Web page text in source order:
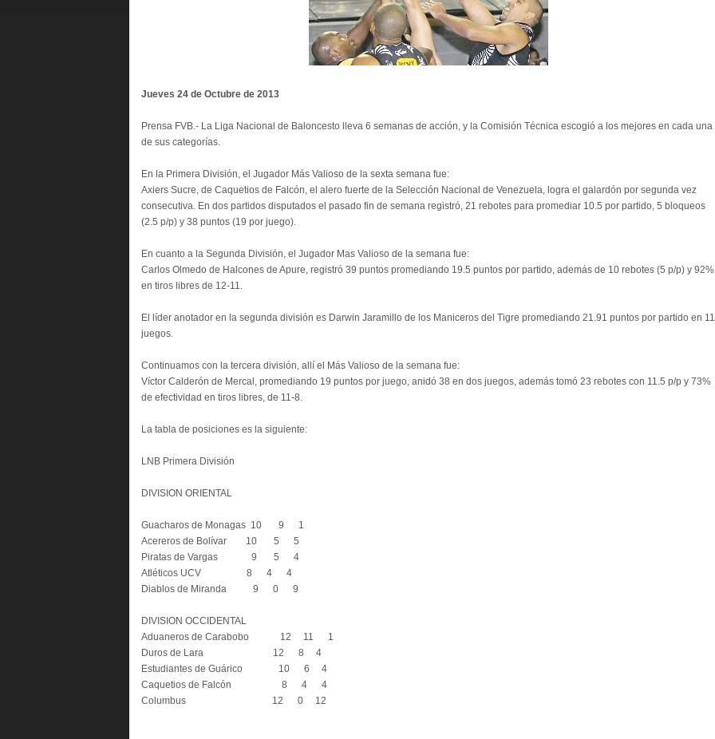
Jueves 24 de Octubre de 2013
Prensa FVB.- La Liga Nacional de Baloncesto lleva 6 semanas de acción, y la Comisión Técnica escogió a los mejores en cada una
de sus categorías.
En la Primera División, el Jugador Más Valioso de la sexta semana fue:
Axiers Sucre, de Caquetios de Falcón, el alero fuerte de la Selección Nacional de Venezuela, logra el galardón por segunda vez
consecutiva. En dos partidos disputados el pasado fin de semana registró, 21 rebotes para promediar 10.5 por partido, 5 bloqueos
(2.5 p/p) y 38 puntos (19 por juego).
En cuanto a la Segunda División, el Jugador Mas Valioso de la semana fue:
Carlos Olmedo de Halcones de Apure, registró 39 puntos promediando 19.5 puntos por partido, además de 10 rebotes (5 p/p) y 92%
en tiros libres de 12-11.
El líder anotador en la segunda división es Darwin Jaramillo de los Maniceros del Tigre promediando 21.91 puntos por partido en 11
juegos.
Continuamos con la tercera división, allí el Más Valioso de la semana fue:
Víctor Calderón de Mercal, promediando 19 puntos por juego, anidó 38 en dos juegos, además tomó 23 rebotes con 11.5 p/p y 73%
de efectividad en tiros libres, de 11-8.
La tabla de posiciones es la siguiente:
LNB Primera División
DIVISION ORIENTAL
Guacharos de Monagas 10 9 1
Acereros de Bolívar 10 5 5
Piratas de Vargas 9 5 4
Atléticos UCV 8 4 4
Diablos de Miranda 9 0 9
DIVISION OCCIDENTAL
Aduaneros de Carabobo 12 11 1
Duros de Lara 12 8 4
Estudiantes de Guárico 10 6 4
Caquetios de Falcón 8 4 4
Columbus 12 0 12